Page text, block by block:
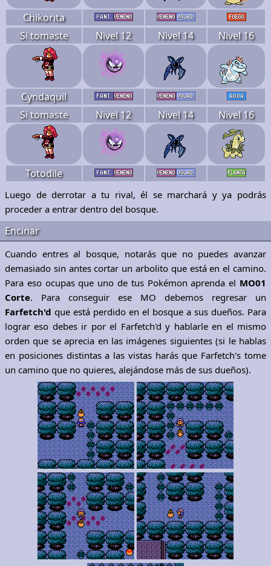
Chikorita
Si tomaste
Nivel 12 Nivel 14 Nivel 16
Cyndaquil
Si tomaste
Nivel 12 Nivel 14 Nivel 16
Totodile
Luego de derrotar a tu rival, él se marchará y ya podrás
proceder a entrar dentro del bosque.
Encinar
Cuando entres al bosque, notarás que no puedes avanzar
demasiado sin antes cortar un arbolito que está en el camino.
Para eso ocupas que uno de tus Pokémon aprenda el MO01
Corte. Para conseguir ese MO debemos regresar un
Farfetch'd que está perdido en el bosque a sus dueños. Para
lograr eso debes ir por el Farfetch'd y hablarle en el mismo
orden que se aprecia en las imágenes siguientes (si le hablas
en posiciones distintas a las vistas harás que Farfetch's tome
un camino que no quieres, alejándose más de sus dueños).